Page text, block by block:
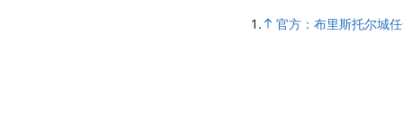
1. 官方：布里斯托尔城